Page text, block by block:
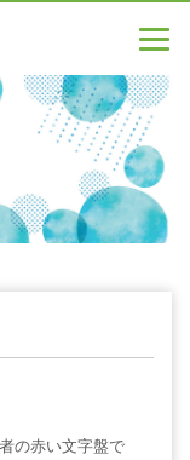
の赤い文字盤で